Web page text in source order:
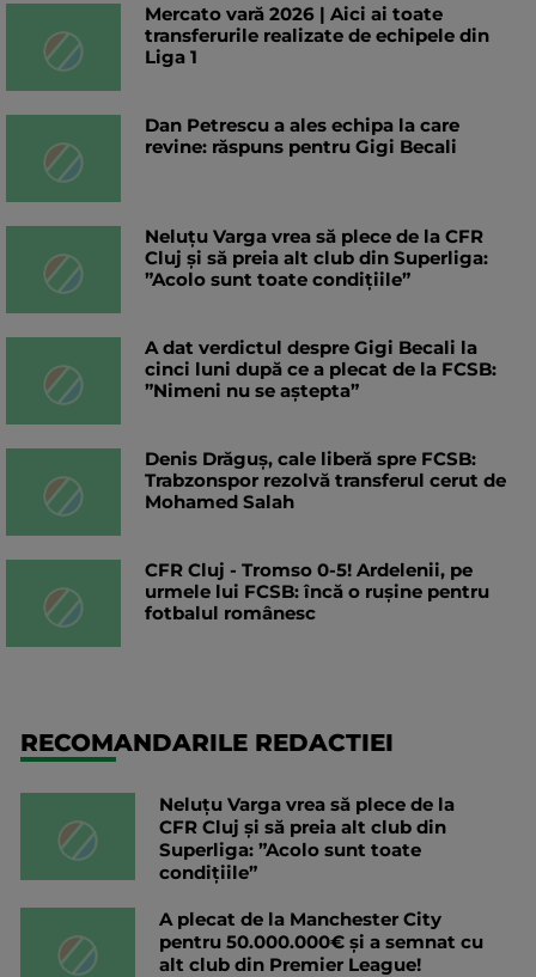
Mercato vară 2026 | Aici ai toate
transferurile realizate de echipele din
Liga 1
Dan Petrescu a ales echipa la care
revine: răspuns pentru Gigi Becali
Neluțu Varga vrea să plece de la CFR
Cluj și să preia alt club din Superliga:
”Acolo sunt toate condițiile”
A dat verdictul despre Gigi Becali la
cinci luni după ce a plecat de la FCSB:
”Nimeni nu se aștepta”
Denis Drăguș, cale liberă spre FCSB:
Trabzonspor rezolvă transferul cerut de
Mohamed Salah
CFR Cluj - Tromso 0-5! Ardelenii, pe
urmele lui FCSB: încă o rușine pentru
fotbalul românesc
RECOMANDARILE REDACTIEI
Neluțu Varga vrea să plece de la
CFR Cluj și să preia alt club din
Superliga: ”Acolo sunt toate
condițiile”
A plecat de la Manchester City
pentru 50.000.000€ și a semnat cu
alt club din Premier League!